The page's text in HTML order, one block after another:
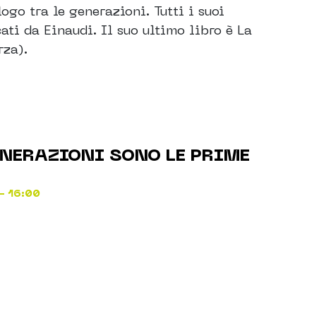
tra le generazioni. Tutti i suoi
da Einaudi. Il suo ultimo libro è La
SONO LE PRIME
16:00